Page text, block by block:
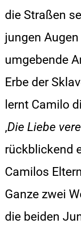
die Straßen
jungen
umgebende
Erbe der
lernt Camilo
‚Die Liebe
rückblickend
Camilos
Ganze zwei
die beiden